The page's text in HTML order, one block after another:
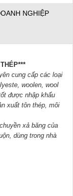
NGHIỆP
cung cấp các loại
woolen, wool
được nhập khẩu
xuất tôn thép, môi
xả băng của
ộn, dùng trong nhà